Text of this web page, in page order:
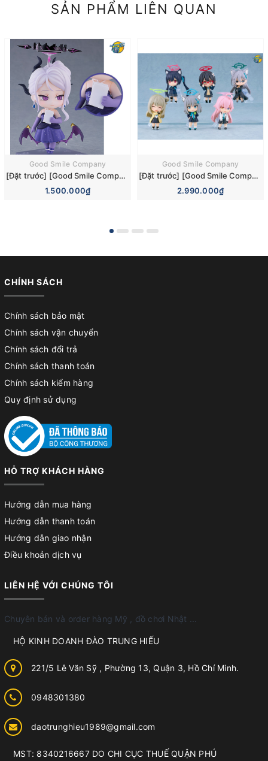
SẢN PHẨM LIÊN QUAN
Good Smile Company
[Đặt trước] [Good Smile Company] Mô hình nhân vật Blue Archive Nendoroid 3110 Hina Sorasaki Dress Basic Figure (+Bonus)
1.500.000₫
Good Smile Company
[Đặt trước] [Good Smile Company] Mô hình nhân vật Blue Archive Nendoroid Surprise 6 Pieces Box Figure
2.990.000₫
CHÍNH SÁCH
Chính sách bảo mật
Chính sách vận chuyển
Chính sách đổi trả
Chính sách thanh toán
Chính sách kiểm hàng
Quy định sử dụng
HỖ TRỢ KHÁCH HÀNG
Hướng dẫn mua hàng
Hướng dẫn thanh toán
Hướng dẫn giao nhận
Điều khoản dịch vụ
LIÊN HỆ VỚI CHÚNG TÔI
Chuyên bán và order hàng Mỹ , đồ chơi Nhật ...
HỘ KINH DOANH ĐÀO TRUNG HIẾU
221/5 Lê Văn Sỹ , Phường 13, Quận 3, Hồ Chí Minh.
0948301380
daotrunghieu1989@gmail.com
MST: 8340216667 DO CHI CỤC THUẾ QUẬN PHÚ